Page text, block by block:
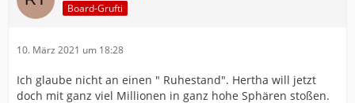
Board-Grufti
10. März 2021 um 18:28
Ich glaube nicht an einen " Ruhestand". Hertha will jetzt
doch mit ganz viel Millionen in ganz hohe Sphären stoßen.